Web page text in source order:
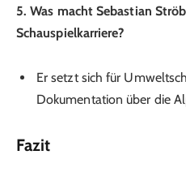
5. Was macht Sebastian
Schauspielkarriere?
Er setzt sich für
Dokumentation über die
Fazit